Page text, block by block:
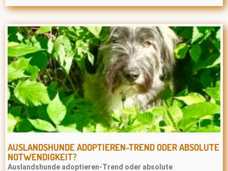
AUSLANDSHUNDE ADOPTIEREN-TREND ODER ABSOLUTE
NOTWENDIGKEIT?
Auslandshunde adoptieren-Trend oder absolute